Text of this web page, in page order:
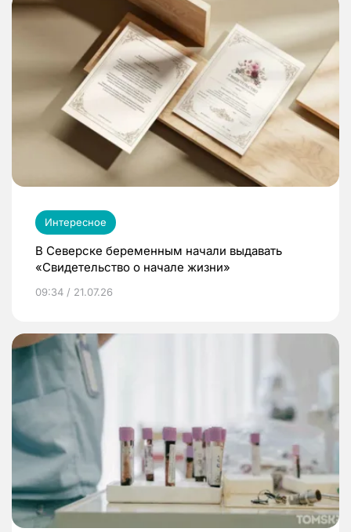
Интересное
В Северске беременным начали выдавать
«Свидетельство о начале жизни»
09:34 / 21.07.26